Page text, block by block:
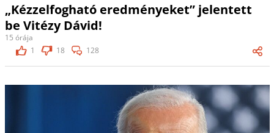
„Kézzelfogható eredményeket” jelentett
be Vitézy Dávid!
15 órája
1
18 128